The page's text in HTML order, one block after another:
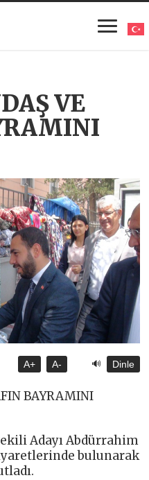
VE
A+ A- 🔊 Dinle
BAYRAMINI
Adayı Abdürrahim
bulunarak